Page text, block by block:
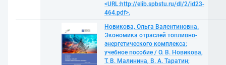
<URL:http://elib.spbstu.ru/dl/2/id23-
464.pdf>.
Новикова, Ольга Валентиновна.
Экономика отраслей топливно-
энергетического комплекса:
учебное пособие / О. В. Новикова,
Т. В. Малинина, В. А. Таратин;